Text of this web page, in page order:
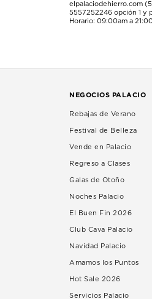
elpalaciodehierro.com
5557252246 opción 1 y
Horario: 09:00am a
NEGOCIOS PALACIO
Rebajas de Verano
Festival de Belleza
Vende en Palacio
Regreso a Clases
Galas de Otoño
Noches Palacio
El Buen Fin 2026
Club Cava Palacio
Navidad Palacio
Amamos los Puntos
Hot Sale 2026
Servicios Palacio